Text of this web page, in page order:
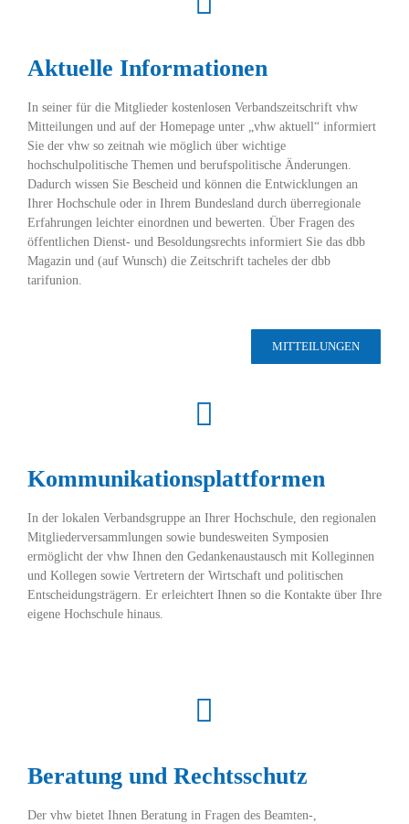
Aktuelle Informationen
In seiner für die Mitglieder kostenlosen Verbandszeitschrift vhw
Mitteilungen und auf der Homepage unter „vhw aktuell“ informiert
Sie der vhw so zeitnah wie möglich über wichtige
hochschulpolitische Themen und berufspolitische Änderungen.
Dadurch wissen Sie Bescheid und können die Entwicklungen an
Ihrer Hochschule oder in Ihrem Bundesland durch überregionale
Erfahrungen leichter einordnen und bewerten. Über Fragen des
öffentlichen Dienst- und Besoldungsrechts informiert Sie das dbb
Magazin und (auf Wunsch) die Zeitschrift tacheles der dbb
tarifunion.
MITTEILUNGEN
Kommunikationsplattformen
In der lokalen Verbandsgruppe an Ihrer Hochschule, den regionalen
Mitgliederversammlungen sowie bundesweiten Symposien
ermöglicht der vhw Ihnen den Gedankenaustausch mit Kolleginnen
und Kollegen sowie Vertretern der Wirtschaft und politischen
Entscheidungsträgern. Er erleichtert Ihnen so die Kontakte über Ihre
eigene Hochschule hinaus.
Beratung und Rechtsschutz
Der vhw bietet Ihnen Beratung in Fragen des Beamten-,